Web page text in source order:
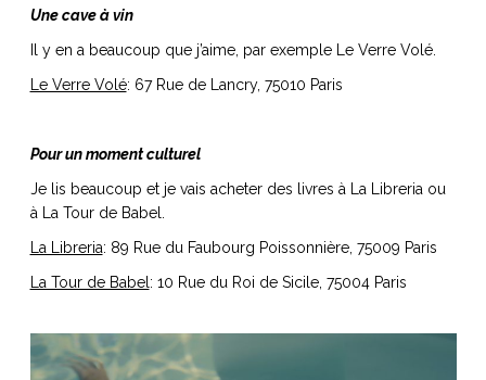
Une cave à vin
Il y en a beaucoup que j’aime, par exemple Le Verre Volé.
Le Verre Volé: 67 Rue de Lancry, 75010 Paris
Pour un moment culturel
Je lis beaucoup et je vais acheter des livres à La Libreria ou
à La Tour de Babel.
La Libreria: 89 Rue du Faubourg Poissonnière, 75009 Paris
La Tour de Babel : 10 Rue du Roi de Sicile, 75004 Paris